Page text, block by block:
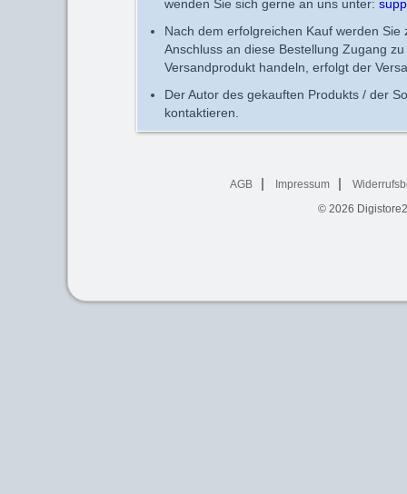
wenden Sie sich gerne an uns unter:
Nach dem erfolgreichen Kauf werden
Anschluss an diese Bestellung Zugang
Versandprodukt handeln, erfolgt der
Der Autor des gekauften Produkts / der
kontaktieren.
AGB Impressum
© 2026